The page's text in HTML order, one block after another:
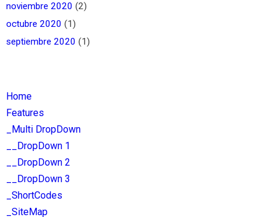
noviembre 2020 (2)
octubre 2020 (1)
septiembre 2020 (1)
Home
Features
_Multi DropDown
__DropDown 1
__DropDown 2
__DropDown 3
_ShortCodes
_SiteMap